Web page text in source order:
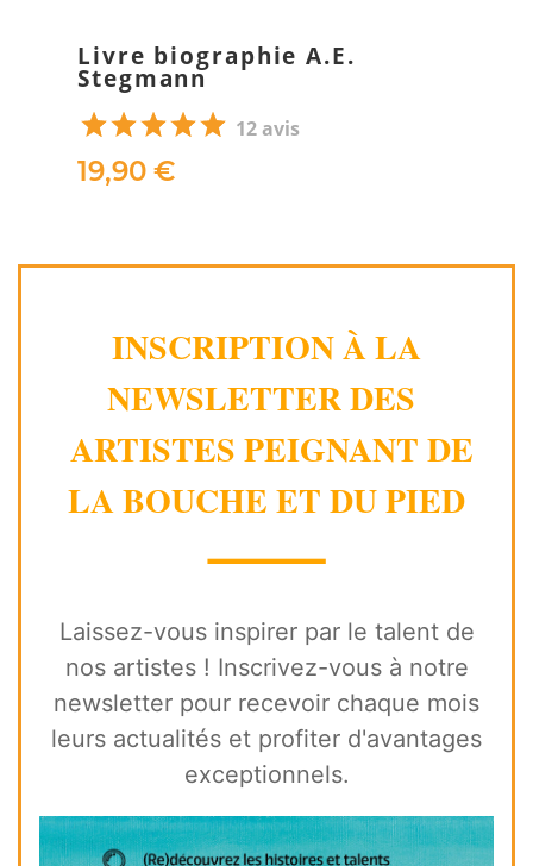
Livre biographie A.E.
Stegmann
12 avis
19,90 €
INSCRIPTION À LA
NEWSLETTER DES
ARTISTES PEIGNANT DE
LA BOUCHE ET DU PIED
⸻
Laissez-vous inspirer par le talent de
nos artistes ! Inscrivez-vous à notre
newsletter pour recevoir chaque mois
leurs actualités et profiter d'avantages
exceptionnels.